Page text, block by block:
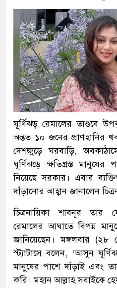
ঘূর্ণিঝড় রেমালের তাণ্ডবে
অন্তত ১০ জনের প্রাণহানির
দেশজুড়ে ঘরবাড়ি,
ঘূর্ণিঝড়ে ক্ষতিগ্রস্ত
নিয়েছে সরকার। এবার
দাঁড়ানোর আহ্বান জানালেন
চিত্রনায়িকা শাবনূর তার
রেমালের আঘাতে বিপন্ন
জানিয়েছেন। মঙ্গলবার
স্ট্যাটাসে বলেন, ‘আসুন
মানুষের পাশে দাঁড়াই এবং
করি। মহান আল্লাহ সবাইকে